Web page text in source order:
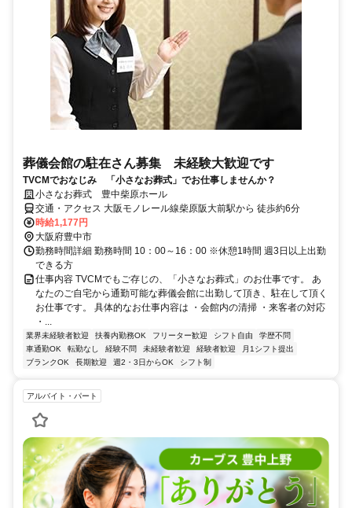
葬儀会館の駐在さん募集 未経験大歓迎です
TVCMでおなじみ 「小さなお葬式」でお仕事しませんか？
小さなお葬式 豊中柴原ホール
交通・アクセス 大阪モノレール線柴原阪大前駅から 徒歩約6分
時給1,177円
大阪府豊中市
勤務時間詳細 勤務時間 10：00～16：00 ※休憩1時間 週3日以上出勤
できる方
仕事内容 TVCMでもご存じの、「小さなお葬式」のお仕事です。 あ
なたのご自宅から通勤可能な葬儀会館に出勤して頂き、駐在して頂く
お仕事です。 具体的なお仕事内容は ・会館内の清掃 ・来客者の対応
・...
業界未経験者歓迎 扶養内勤務OK フリーター歓迎 シフト自由
学歴不問
車通勤OK
転勤なし 経験不問 未経験者歓迎 経験者歓迎
月1シフト提出
ブランクOK
長期歓迎 週2・3日からOK シフト制
アルバイト・パート